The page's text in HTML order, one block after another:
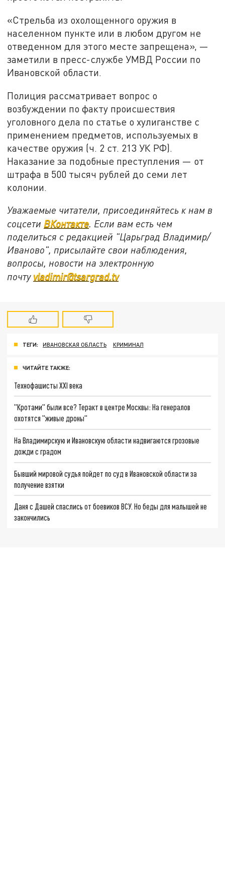
«Стрельба из охолощенного оружия в
населенном пункте или в любом другом не
отведенном для этого месте запрещена», —
заметили в пресс-службе УМВД России по
Ивановской области.
Полиция рассматривает вопрос о
возбуждении по факту происшествия
уголовного дела по статье о хулиганстве с
применением предметов, используемых в
качестве оружия (ч. 2 ст. 213 УК РФ).
Наказание за подобные преступления — от
штрафа в 500 тысяч рублей до семи лет
колонии.
Уважаемые читатели, присоединяйтесь к нам в
соцсети ВКонтакте. Если вам есть чем
поделиться с редакцией "Царьград Владимир/
Иваново", присылайте свои наблюдения,
вопросы, новости на электронную
почту vladimir@tsargrad.tv
ТЕГИ: ИВАНОВСКАЯ ОБЛАСТЬ КРИМИНАЛ
ЧИТАЙТЕ ТАКЖЕ:
Технофашисты XXI века
"Кротами" были все? Теракт в центре Москвы: На генералов
охотятся "живые дроны"
На Владимирскую и Ивановскую области надвигаются грозовые
дожди с градом
Бывший мировой судья пойдет по суд в Ивановской области за
получение взятки
Даня с Дашей спаслись от боевиков ВСУ. Но беды для малышей не
закончились